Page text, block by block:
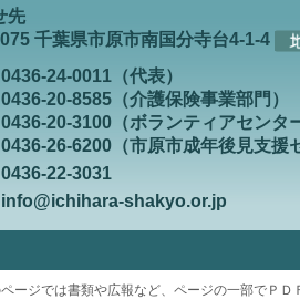
先
千葉県市原市南国分寺台4-1-4
0436-24-0011（代表）
0436-20-8585（介護保険事業部門）
0436-20-3100（ボランティアセンタ
0436-26-6200（市原市成年後見支援
0436-22-3031
info@ichihara-shakyo.or.jp
ージでは書類や広報など、ページの一部でＰ